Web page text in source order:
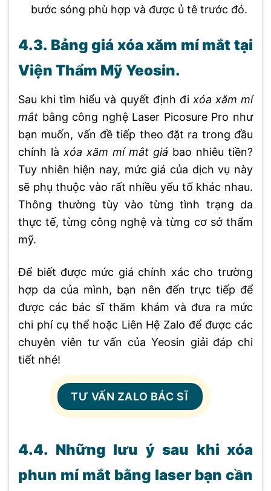
bước sóng phù hợp và được ủ tê trước đó.
4.3. Bảng giá xóa xăm mí mắt tại
Viện Thẩm Mỹ Yeosin.
Sau khi tìm hiểu và quyết định đi xóa xăm mí
mắt bằng công nghệ Laser Picosure Pro như
bạn muốn, vấn đề tiếp theo đặt ra trong đầu
chính là xóa xăm mí mắt giá bao nhiêu tiền?
Tuy nhiên hiện nay, mức giá của dịch vụ này
sẽ phụ thuộc vào rất nhiều yếu tố khác nhau.
Thông thường tùy vào từng tình trạng da
thực tế, từng công nghệ và từng cơ sở thẩm
mỹ.
Để biết được mức giá chính xác cho trường
hợp da của mình, bạn nên đến trực tiếp để
được các bác sĩ thăm khám và đưa ra mức
chi phí cụ thể hoặc Liên Hệ Zalo để được các
chuyên viên tư vấn của Yeosin giải đáp chi
tiết nhé!
TƯ VẤN ZALO BÁC SĨ
4.4. Những lưu ý sau khi xóa
phun mí mắt bằng laser bạn cần